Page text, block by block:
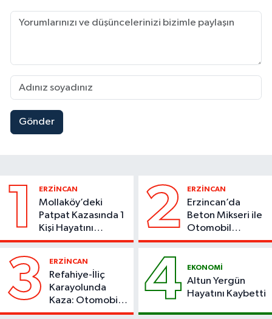
Gönder
1 ERZİNCAN
Mollaköy’deki
Patpat Kazasında 1
Kişi Hayatını
Kaybetti
2 ERZİNCAN
Erzincan’da
Beton Mikseri ile
Otomobil
Çarpıştı
3 ERZİNCAN
Refahiye-İliç
Karayolunda
Kaza: Otomobil
Yoldan Çıktı, 6
4 EKONOMİ
Altun Yergün
Hayatını Kaybetti